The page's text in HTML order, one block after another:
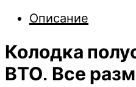
для
Все
размеры
-
Описание
Колодка
ВТО. Все